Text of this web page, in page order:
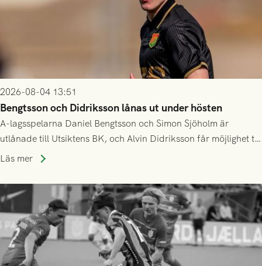
2026-08-04 13:51
Bengtsson och Didriksson lånas ut under hösten
A-lagsspelarna Daniel Bengtsson och Simon Sjöholm är
utlånade till Utsiktens BK, och Alvin Didriksson får möjlighet till
speltid i Hestrafors genom föreningssamarbete.
Läs mer